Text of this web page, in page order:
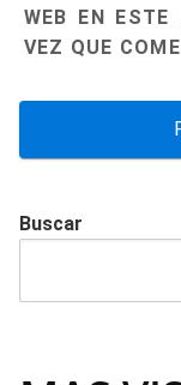
WEB EN ESTE
VEZ QUE
Buscar